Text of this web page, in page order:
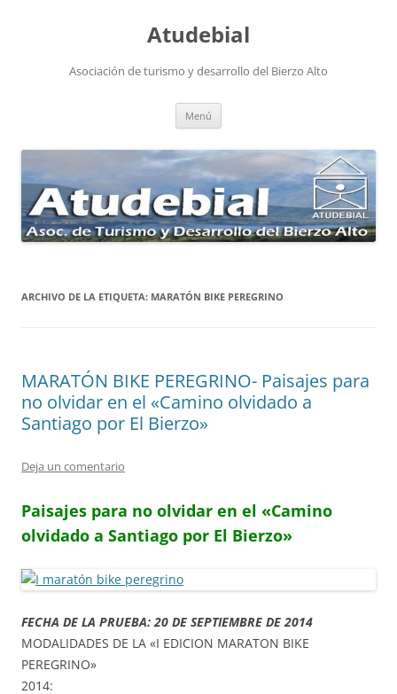
Atudebial
Asociación de turismo y desarrollo del Bierzo Alto
Menú
ARCHIVO DE LA ETIQUETA: MARATÓN BIKE PEREGRINO
MARATÓN BIKE PEREGRINO- Paisajes para
no olvidar en el «Camino olvidado a
Santiago por El Bierzo»
Deja un comentario
Paisajes para no olvidar en el «Camino
olvidado a Santiago por El Bierzo»
FECHA DE LA PRUEBA: 20 DE SEPTIEMBRE DE 2014
MODALIDADES DE LA «I EDICION MARATON BIKE
PEREGRINO»
2014: